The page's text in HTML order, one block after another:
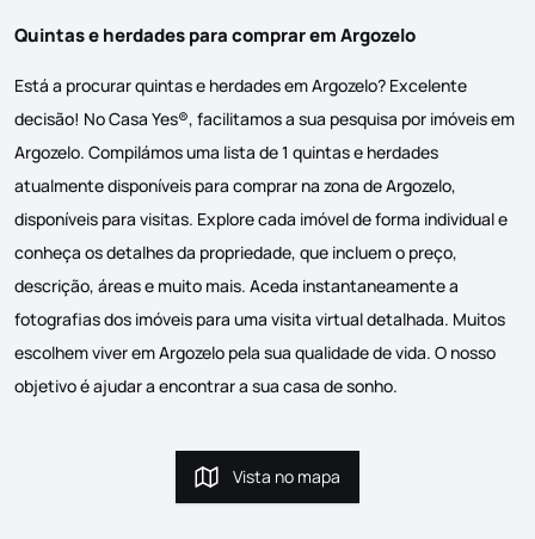
Quintas e herdades para comprar em Argozelo
Está a procurar quintas e herdades em Argozelo? Excelente
decisão! No Casa Yes®, facilitamos a sua pesquisa por imóveis em
Argozelo. Compilámos uma lista de 1 quintas e herdades
atualmente disponíveis para comprar na zona de Argozelo,
disponíveis para visitas. Explore cada imóvel de forma individual e
conheça os detalhes da propriedade, que incluem o preço,
descrição, áreas e muito mais. Aceda instantaneamente a
fotografias dos imóveis para uma visita virtual detalhada. Muitos
escolhem viver em Argozelo pela sua qualidade de vida. O nosso
objetivo é ajudar a encontrar a sua casa de sonho.
Vista no mapa
Vista no mapa